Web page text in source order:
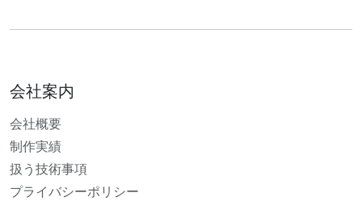
会社案内
会社概要
制作実績
扱う技術事項
プライバシーポリシー